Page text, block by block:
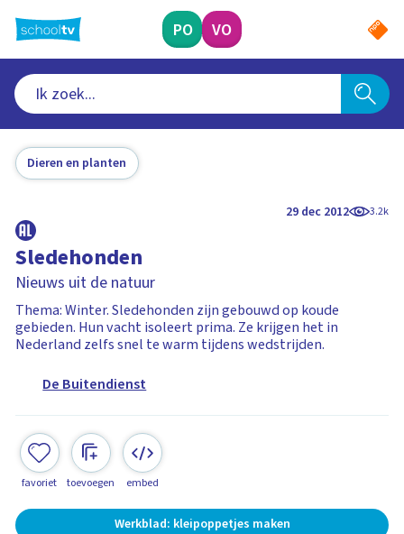
naar
hoofdinhoud
PO VO
Dieren en planten
29 dec 2012 3.2k
Sledehonden
Nieuws uit de natuur
Thema: Winter. Sledehonden zijn gebouwd op koude
gebieden. Hun vacht isoleert prima. Ze krijgen het in
Nederland zelfs snel te warm tijdens wedstrijden.
De Buitendienst
favoriet toevoegen embed
Werkblad: kleipoppetjes maken